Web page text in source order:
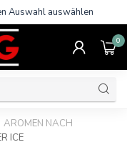
Gratisgeschenk
0
AROMEN NACH
ICE